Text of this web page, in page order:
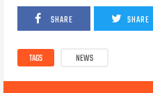
SHARE SHARE
TAGS NEWS